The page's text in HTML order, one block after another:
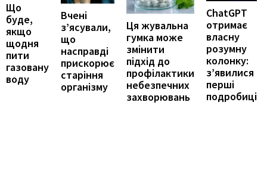
Що
буде,
якщо
щодня
пити
газовану
воду
Вчені
з’ясували,
що
насправді
прискорює
старіння
організму
Ця жувальна
гумка може
змінити
підхід до
профілактики
небезпечних
захворювань
ChatGPT
отримає
власну
розумну
колонку:
з’явилися
перші
подробиці